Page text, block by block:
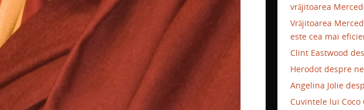
vrăjitoarea
Vrăjitoarea
este cea mai
Clint Eastwood
Herodot despre
Angelina Jolie
Cuvintele lui Coco